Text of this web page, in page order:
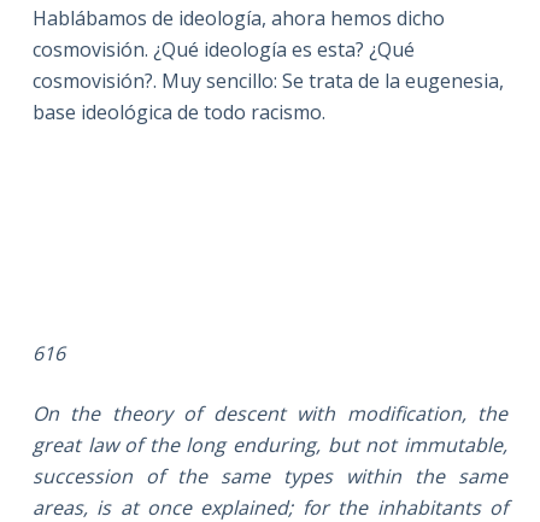
Hablábamos de ideología, ahora hemos dicho
cosmovisión. ¿Qué ideología es esta? ¿Qué
cosmovisión?. Muy sencillo: Se trata de la eugenesia,
base ideológica de todo racismo.
616
On the theory of descent with modification, the
great law of the long enduring, but not immutable,
succession of the same types within the same
areas, is at once explained; for the inhabitants of